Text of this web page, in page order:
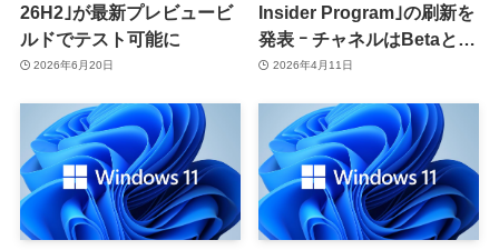
26H2｣が最新プレビュービ
ルドでテスト可能に
2026年6月20日
Insider Program｣の刷新を
発表 ｰ チャネルはBetaと
Experimentalの2つに
2026年4月11日